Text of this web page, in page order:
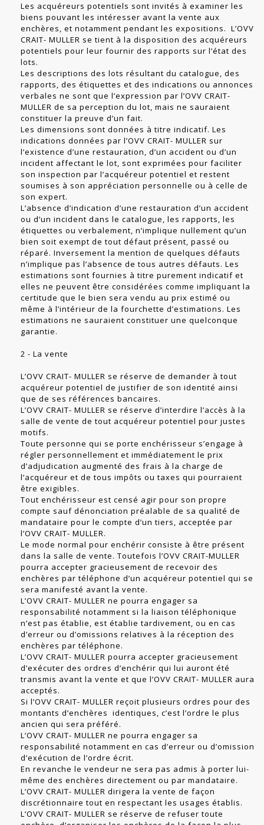
Les acquéreurs potentiels sont invités à examiner les
biens pouvant les intéresser avant la vente aux
enchères, et notamment pendant les expositions. L’OVV
CRAIT- MULLER se tient à la disposition des acquéreurs
potentiels pour leur fournir des rapports sur l’état des
lots.
Les descriptions des lots résultant du catalogue, des
rapports, des étiquettes et des indications ou annonces
verbales ne sont que l’expression par l’OVV CRAIT-
MULLER de sa perception du lot, mais ne sauraient
constituer la preuve d’un fait.
Les dimensions sont données à titre indicatif. Les
indications données par l’OVV CRAIT- MULLER sur
l’existence d’une restauration, d’un accident ou d’un
incident affectant le lot, sont exprimées pour faciliter
son inspection par l’acquéreur potentiel et restent
soumises à son appréciation personnelle ou à celle de
son expert.
L’absence d’indication d’une restauration d’un accident
ou d’un incident dans le catalogue, les rapports, les
étiquettes ou verbalement, n’implique nullement qu’un
bien soit exempt de tout défaut présent, passé ou
réparé. Inversement la mention de quelques défauts
n’implique pas l’absence de tous autres défauts. Les
estimations sont fournies à titre purement indicatif et
elles ne peuvent être considérées comme impliquant la
certitude que le bien sera vendu au prix estimé ou
même à l’intérieur de la fourchette d’estimations. Les
estimations ne sauraient constituer une quelconque
garantie.
2 - La vente
L’OVV CRAIT- MULLER se réserve de demander à tout
acquéreur potentiel de justifier de son identité ainsi
que de ses références bancaires.
L’OVV CRAIT- MULLER se réserve d’interdire l’accès à la
salle de vente de tout acquéreur potentiel pour justes
motifs.
Toute personne qui se porte enchérisseur s’engage à
régler personnellement et immédiatement le prix
d’adjudication augmenté des frais à la charge de
l’acquéreur et de tous impôts ou taxes qui pourraient
être exigibles.
Tout enchérisseur est censé agir pour son propre
compte sauf dénonciation préalable de sa qualité de
mandataire pour le compte d’un tiers, acceptée par
l’OVV CRAIT- MULLER.
Le mode normal pour enchérir consiste à être présent
dans la salle de vente. Toutefois l’OVV CRAIT-MULLER
pourra accepter gracieusement de recevoir des
enchères par téléphone d’un acquéreur potentiel qui se
sera manifesté avant la vente.
L’OVV CRAIT- MULLER ne pourra engager sa
responsabilité notamment si la liaison téléphonique
n’est pas établie, est établie tardivement, ou en cas
d’erreur ou d’omissions relatives à la réception des
enchères par téléphone.
L’OVV CRAIT- MULLER pourra accepter gracieusement
d’exécuter des ordres d’enchérir qui lui auront été
transmis avant la vente et que l’OVV CRAIT- MULLER aura
acceptés.
Si l’OVV CRAIT- MULLER reçoit plusieurs ordres pour des
montants d’enchères identiques, c’est l’ordre le plus
ancien qui sera préféré.
L’OVV CRAIT- MULLER ne pourra engager sa
responsabilité notamment en cas d’erreur ou d’omission
d’exécution de l’ordre écrit.
En revanche le vendeur ne sera pas admis à porter lui-
même des enchères directement ou par mandataire.
L’OVV CRAIT- MULLER dirigera la vente de façon
discrétionnaire tout en respectant les usages établis.
L’OVV CRAIT- MULLER se réserve de refuser toute